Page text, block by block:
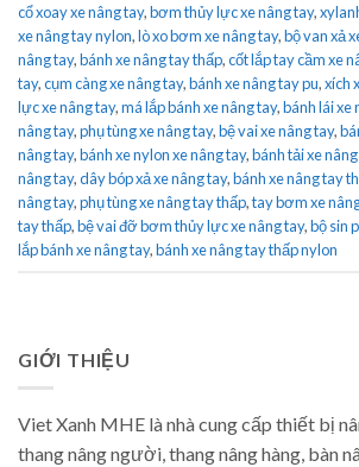
cổ xoay xe nâng tay,bơm thủy lực xe nâng tay,
xe nâng tay nylon,lò xo bơm xe nâng tay,bộ van xả
nâng tay,bánh xe nâng tay thấp,cốt lắp tay cầm xe
tay,cụm càng xe nâng tay,bánh xe nâng tay pu,xích
lực xe nâng tay,má lắp bánh xe nâng tay,bánh lái xe
nâng tay,phụ tùng xe nâng tay,bệ vai xe nâng tay,
nâng tay,bánh xe nylon xe nâng tay,bánh tải xe
nâng tay,dây bóp xả xe nâng tay,bánh xe nâng tay
nâng tay,phụ tùng xe nâng tay thấp,tay bơm xe
tay thấp,bệ vai đỡ bơm thủy lực xe nâng tay,bộ sin
lắp bánh xe nâng tay,bánh xe nâng tay thấp nylon
GIỚI THIỆU
Viet Xanh MHE là nhà cung cấp thiết bị
thang nâng người, thang nâng hàng, bàn